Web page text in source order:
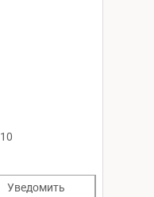
Уведомить